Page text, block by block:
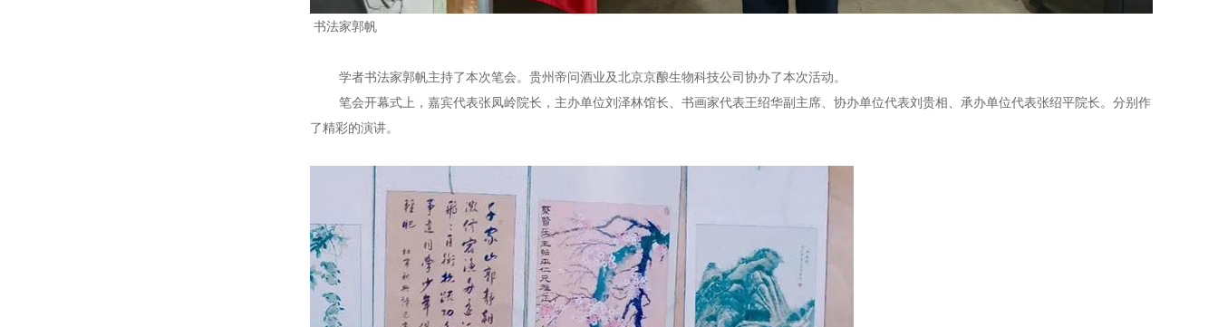
书法家郭帆
学者书法家郭帆主持了本次笔会。贵州帝问酒业及北京京酿生物科技公司协办了本次活动。
笔会开幕式上，嘉宾代表张凤岭院长，主办单位刘泽林馆长、书画家代表王绍华副主席、协办单位代表刘贵相、承办单位代表张绍平院长。分别作
了精彩的演讲。